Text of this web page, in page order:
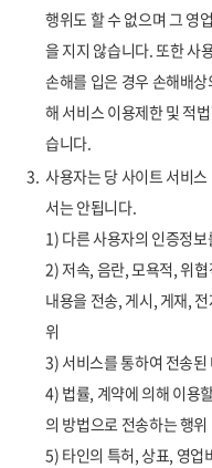
행위도 할 수 없으며 그 영
을 지지 않습니다. 또한 사
손해를 입은 경우 손해배
해 서비스 이용제한 및 적
습니다.
3. 사용자는 당 사이트 서비
서는 안됩니다.
1) 다른 사용자의 인증정
2) 저속, 음란, 모욕적, 위
내용을 전송, 게시, 게재,
위
3) 서비스를 통하여 전송
4) 법률, 계약에 의해 이용
의 방법으로 전송하는 행위
5) 타인의 특허, 상표, 영업